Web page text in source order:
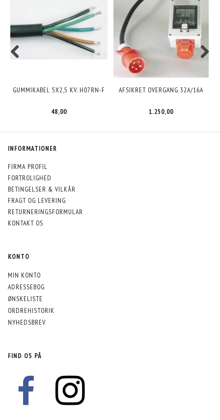
GUMMIKABEL 5X2,5 KV. H07RN-F
48,00
AFSIKRET OVERGANG 32A/16A
1.250,00
INFORMATIONER
FIRMA PROFIL
FORTROLIGHED
BETINGELSER & VILKÅR
FRAGT OG LEVERING
RETURNERINGSFORMULAR
KONTAKT OS
KONTO
MIN KONTO
ADRESSEBOG
ØNSKELISTE
ORDREHISTORIK
NYHEDSBREV
FIND OS PÅ